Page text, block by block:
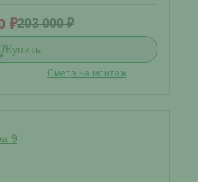
₽203 000 ₽
Купить
Смета на монтаж
9